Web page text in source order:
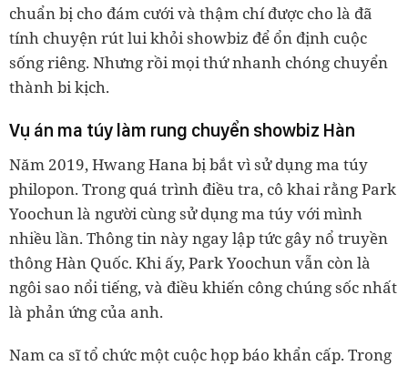
chuẩn bị cho đám cưới và thậm chí được cho là đã
tính chuyện rút lui khỏi showbiz để ổn định cuộc
sống riêng. Nhưng rồi mọi thứ nhanh chóng chuyển
thành bi kịch.
Vụ án ma túy làm rung chuyển showbiz Hàn
Năm 2019, Hwang Hana bị bắt vì sử dụng ma túy
philopon. Trong quá trình điều tra, cô khai rằng Park
Yoochun là người cùng sử dụng ma túy với mình
nhiều lần. Thông tin này ngay lập tức gây nổ truyền
thông Hàn Quốc. Khi ấy, Park Yoochun vẫn còn là
ngôi sao nổi tiếng, và điều khiến công chúng sốc nhất
là phản ứng của anh.
Nam ca sĩ tổ chức một cuộc họp báo khẩn cấp. Trong